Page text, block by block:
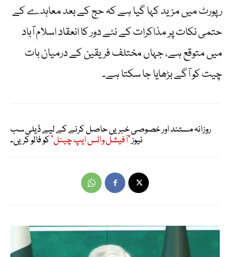
رپورٹ میں مزید کہا گیا ہے کہ حج کے بعد معاہدے کے
حتمی نکات پر مذاکرات کے نئے دور کا انعقاد اسلام آباد
میں متوقع ہے، جہاں مختلف فریقین کے درمیان بات
چیت کو آگے بڑھایا جا سکتا ہے۔
روزانہ مستند اور خصوصی خبریں حاصل کرنے کے لیے ڈیلی سب
نیوز"آفیشل واٹس ایپ چینل"کو فالو کریں۔